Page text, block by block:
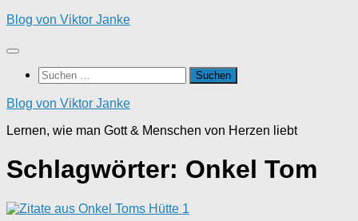
Zum
springen
Blog von Viktor Janke
Suchen
nach:
Blog von Viktor Janke
Lernen, wie man Gott & Menschen von Herzen liebt
Schlagwörter: Onkel Tom
1